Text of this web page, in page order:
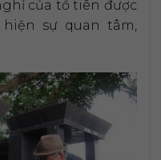
của tổ tiên được
sự quan tâm,